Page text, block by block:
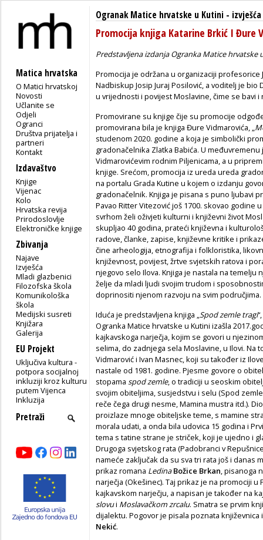
Matica hrvatska
O Matici hrvatskoj
Novosti
Učlanite se
Odjeli
Ogranci
Društva prijatelja i
partneri
Kontakt
Izdavaštvo
Knjige
Vijenac
Kolo
Hrvatska revija
Prirodoslovlje
Elektroničke knjige
Zbivanja
Najave
Izvješća
Mladi glazbenici
Filozofska škola
Komunikološka
škola
Medijski susreti
Knjižara
Galerija
EU Projekt
Uključiva kultura -
potpora socijalnoj
inkluziji kroz kulturu
putem Vijenca
Inkluzija
Ogranak Matice hrvatske u Kutini - izvješća
Promocija knjiga Katarine Brkić I Đure
Predstavljena izdanja Ogranka Matice hrvatske
Promocija je održana u organizaciji
Nadbiskup Josip Juraj Posilović, a voditelj je bio
u vrijednosti i povijest Moslavine, čime se bavi
Promovirane su knjige čije su promocije
promovirana bila je knjiga Đure Vidmarovića, „
studenom 2020. godine a koja je simbolički
gradonačelnika Zlatka Babića. U
Vidmarovićevim rodnim Piljenicama, a u
knjige. Srećom, promocija iz ureda ureda
na portalu Grada Kutine u kojem o izdanju
gradonačelnik. Knjiga je pisana s puno ljubavi
Pavao Ritter Vitezović još 1700. skovao godine
svrhom želi oživjeti kulturni i književni život
skupljao 40 godina, prateći književna i
radove, članke, zapise, književne kritike i
čine arheologija, etnografija i folkloristika,
književnost, povijest, žrtve svjetskih ratova i
njegovo selo Ilova. Knjiga je nastala na temelju
želje da mladi ljudi svojim trudom i
doprinositi njenom razvoju na svim područjima.
Iduća je predstavljena knjiga „ Spod zemle tragi
Ogranka Matice hrvatske u Kutini izašla
kajkavskoga narječja, kojim se govori u
selima, do zadnjega sela Moslavine, u Ilovi.
Vidmarović i Ivan Masnec, koji su također iz
nastale od 1981. godine. Pjesme govore o
stopama spod zemle, o tradiciji u seoskim
svojim obiteljima, susjedstvu i selu (Spod
reče čega drugi nesme, Mamina mustra itd.).
proizlaze mnoge obiteljske teme, s mamine
morala udati, a onda bila udovica 15 godina i
tema s tatine strane je striček, koji je ujedno i
Drugoga svjetskog rata (Padobranci v
nameće zaključak da su sva tri rata još i
prikaz romana Ledina Božice Brkan , pisanoga
narječja (Okešinec). Taj prikaz je na promociji u
kajkavskom narječju, a napisan je također na
slovui Moslavačkom zrcalu. Smatra se prvim
dijalektu. Pogovor je pisala poznata
Nekić.